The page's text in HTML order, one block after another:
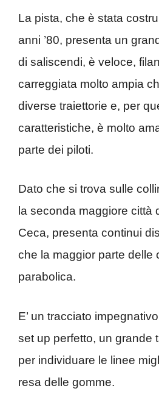
La pista, che è stata
anni ’80, presenta un
di saliscendi, è veloce,
carreggiata molto ampia
diverse traiettorie e, per
caratteristiche, è molto
parte dei piloti.
Dato che si trova sulle
la seconda maggiore città
Ceca, presenta continui
che la maggior parte delle
parabolica.
E’ un tracciato
set up perfetto, un grande
per individuare le linee
resa delle gomme.